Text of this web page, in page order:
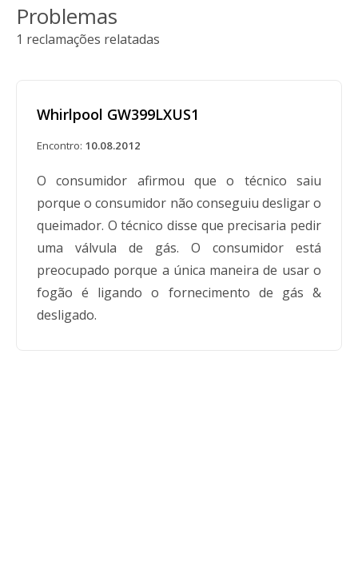
Problemas
1 reclamações relatadas
Whirlpool GW399LXUS1
Encontro: 10.08.2012
O consumidor afirmou que o técnico saiu
porque o consumidor não conseguiu desligar o
queimador. O técnico disse que precisaria pedir
uma válvula de gás. O consumidor está
preocupado porque a única maneira de usar o
fogão é ligando o fornecimento de gás &
desligado.